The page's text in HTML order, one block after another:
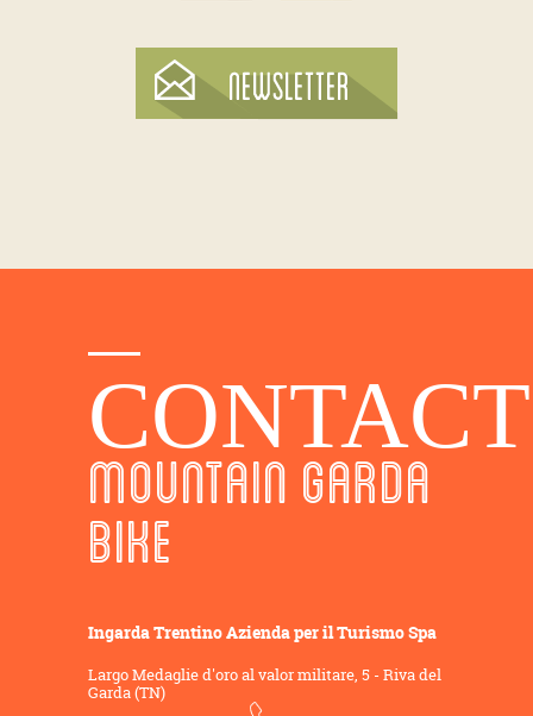
MOUNTAIN GARDA
BIKE
Ingarda Trentino Azienda per il Turismo Spa
Largo Medaglie d'oro al valor militare, 5 - Riva del
Garda (TN)